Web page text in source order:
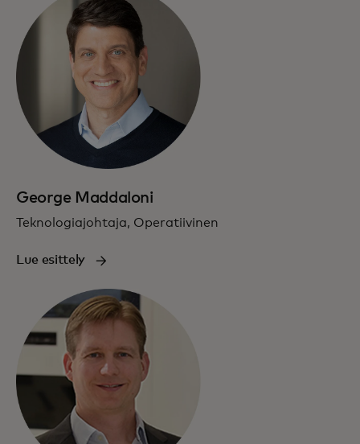
George Maddaloni
Teknologiajohtaja, Operatiivinen
Lue esittely